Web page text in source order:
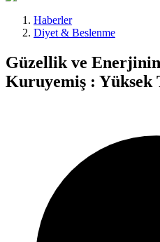
Haberler
Diyet & Beslenme
Güzellik ve
Kuruyemiş : Yüksek